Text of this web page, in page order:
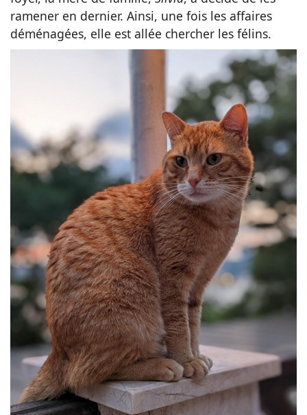
ramener en dernier. Ainsi, une fois les affaires
déménagées, elle est allée chercher les félins.